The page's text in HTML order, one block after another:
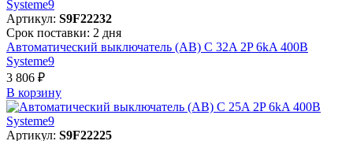
Артикул: S9F22232
Срок поставки: 2 дня
Автоматический выключатель (АВ) C 32A 2P 6kA 400В
Systeme9
3 806 ₽
В корзинy
Артикул: S9F22225